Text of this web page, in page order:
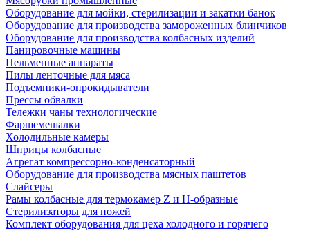
Оборудование для мойки, стерилизации и закатки банок
Оборудование для производства замороженных блинчиков
Оборудование для производства колбасных изделий
Панировочные машины
Пельменные аппараты
Пилы ленточные для мяса
Подъемники-опрокидыватели
Прессы обвалки
Тележки чаны технологические
Фаршемешалки
Холодильные камеры
Шприцы колбасные
Агрегат компрессорно-конденсаторный
Оборудование для производства мясных паштетов
Слайсеры
Рамы колбасные для термокамер Z и H-образные
Стерилизаторы для ножей
Комплект оборудования для цеха холодного и горячего